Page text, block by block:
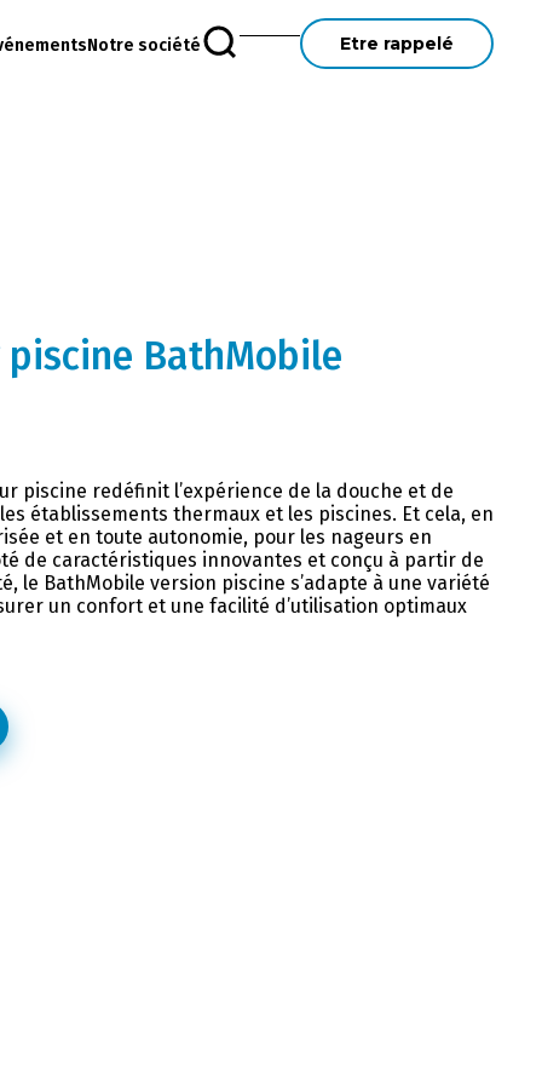
Notre société Etre rappelé
BathMobile
piscine redéfinit l’expérience de la douche et de
établissements thermaux et les piscines. Et cela, en
et en toute autonomie, pour les nageurs en
de caractéristiques innovantes et conçu à partir de
le BathMobile version piscine s’adapte à une variété
un confort et une facilité d’utilisation optimaux